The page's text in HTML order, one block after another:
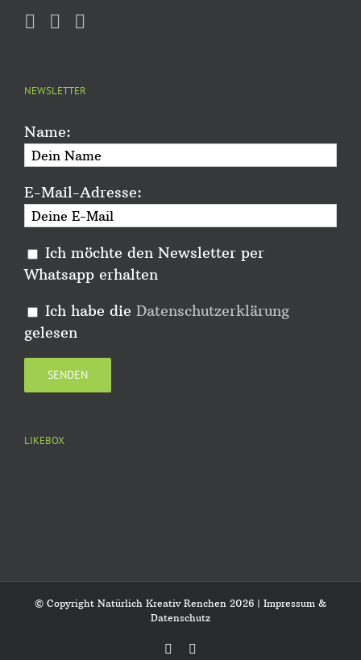
NEWSLETTER
Name:
E-Mail-Adresse:
Ich möchte den Newsletter per
Whatsapp erhalten
Ich habe die Datenschutzerklärung
gelesen
LIKEBOX
© Copyright Natürlich Kreativ Renchen 2026 | Impressum &
Datenschutz
Facebook